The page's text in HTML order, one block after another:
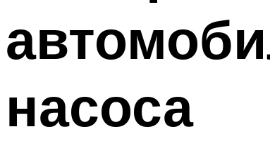
насоса